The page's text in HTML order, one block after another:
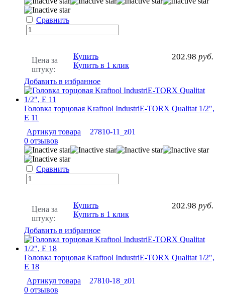
Сравнить
Цена за
штуку:
202.98 руб.
Купить
Купить в 1 клик
Добавить в избранное
Головка торцовая Kraftool IndustriE-TORX Qualitat 1/2",
Е 11
Артикул товара
27810-11_z01
0 отзывов
Сравнить
Цена за
штуку:
202.98 руб.
Купить
Купить в 1 клик
Добавить в избранное
Головка торцовая Kraftool IndustriE-TORX Qualitat 1/2",
Е 18
Артикул товара
27810-18_z01
0 отзывов